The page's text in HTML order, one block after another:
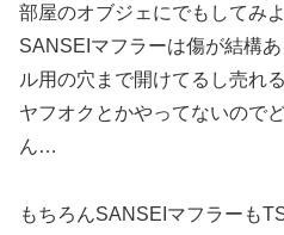
部屋のオブジェにでもしてみ
SANSEIマフラーは傷が結構
ル用の穴まで開けてるし売れ
ヤフオクとかやってないので
ん…
もちろんSANSEIマフラーも